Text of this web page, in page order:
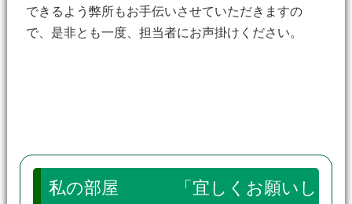
できるよう弊所もお手伝いさせていただきますの
で、是非とも一度、担当者にお声掛けください。
私の部屋 「宜しくお願いし